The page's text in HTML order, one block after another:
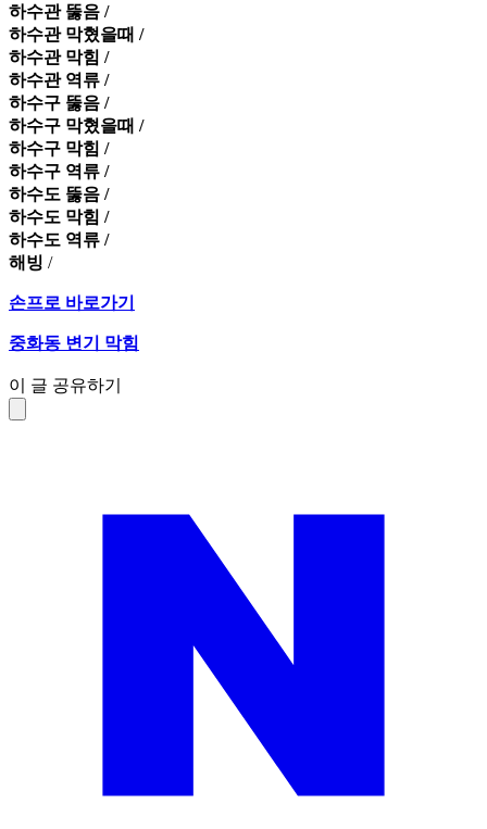
하수관 뚫음 /
하수관 막혔을때 /
하수관 막힘 /
하수관 역류 /
하수구 뚫음 /
하수구 막혔을때 /
하수구 막힘 /
하수구 역류 /
하수도 뚫음 /
하수도 막힘 /
하수도 역류 /
해빙 /
손프로 바로가기
중화동 변기 막힘
이 글 공유하기